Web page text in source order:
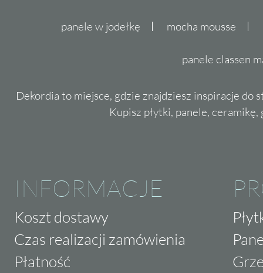
panele w jodełkę mocha mousse
panele classen
Dekordia to miejsce, gdzie znajdziesz inspiracje do
Kupisz płytki, panele,
INFORMACJE
Koszt dostawy
Czas realizacji zamówienia
Płatność